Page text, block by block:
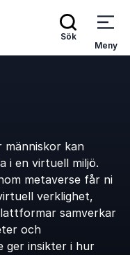
Sök
Meny
människor kan
i en virtuell miljö.
metaverse får ni
verklighet,
samverkar
och
ger insikter i hur